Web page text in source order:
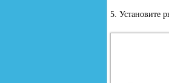
5. Установите